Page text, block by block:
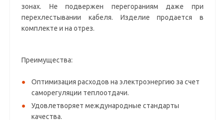
зонах. Не подвержен перегораниям даже при
перехлестывании кабеля. Изделие продается в
комплекте и на отрез.
Преимущества:
Оптимизация расходов на электроэнергию за счет
саморегуляции теплоотдачи.
Удовлетворяет международные стандарты
качества.